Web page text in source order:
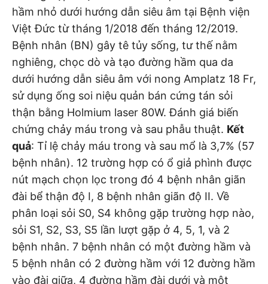
hầm nhỏ dưới hướng dẫn siêu âm tại Bệnh viện
Việt Đức từ tháng 1/2018 đến tháng 12/2019.
Bệnh nhân (BN) gây tê tủy sống, tư thế nằm
nghiêng, chọc dò và tạo đường hầm qua da
dưới hướng dẫn siêu âm với nong Amplatz 18 Fr,
sử dụng ống soi niệu quản bán cứng tán sỏi
thận bằng Holmium laser 80W. Đánh giá biến
chứng chảy máu trong và sau phẫu thuật. Kết
quả: Tỉ lệ chảy máu trong và sau mổ là 3,7% (57
bệnh nhân). 12 trường hợp có ổ giả phình được
nút mạch chọn lọc trong đó 4 bệnh nhân giãn
đài bể thận độ I, 8 bệnh nhân giãn độ II. Về
phân loại sỏi S0, S4 không gặp trường hợp nào,
sỏi S1, S2, S3, S5 lần lượt gặp ở 4, 5, 1, và 2
bệnh nhân. 7 bệnh nhân có một đường hầm và
5 bệnh nhân có 2 đường hầm với 12 đường hầm
vào đài giữa, 4 đường hầm đài dưới và một